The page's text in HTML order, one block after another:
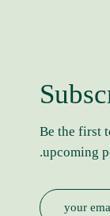
Be the first
upcoming